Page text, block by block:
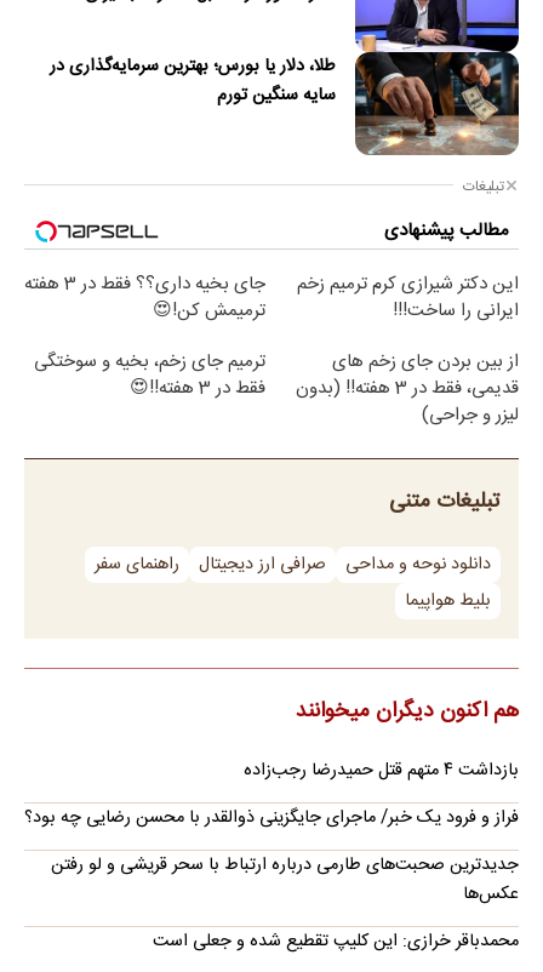
طلا، دلار یا بورس؛ بهترین سرمایه‌گذاری در
سایه سنگین تورم
تبلیغات
مطالب پیشنهادی
این دکتر شیرازی کرم ترمیم زخم
ایرانی را ساخت!!!
جای بخیه داری؟؟ فقط در 3 هفته
ترمیمش کن!😍
از بین بردن جای زخم های
قدیمی، فقط در 3 هفته!! (بدون
لیزر و جراحی)
ترمیم جای زخم، بخیه و سوختگی
فقط در 3 هفته!!😍
تبلیغات متنی
دانلود نوحه و مداحی صرافی ارز دیجیتال
راهنمای سفر
بلیط هواپیما
هم اکنون دیگران میخوانند
بازداشت ۴ متهم قتل حمیدرضا رجب‌زاده
فراز و فرود یک خبر/ ماجرای جایگزینی ذوالقدر با محسن رضایی چه بود؟
جدیدترین صحبت‌های طارمی درباره ارتباط با سحر قریشی و لو رفتن
عکس‌ها
محمدباقر خرازی: این کلیپ تقطیع شده و جعلی است